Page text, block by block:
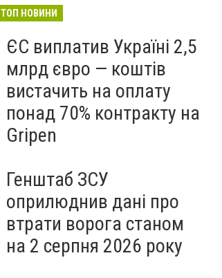
ТОП НОВИНИ
ЄС виплатив Україні 2,5
млрд євро — коштів
вистачить на оплату
понад 70% контракту на
Gripen
Генштаб ЗСУ
оприлюднив дані про
втрати ворога станом
на 2 серпня 2026 року